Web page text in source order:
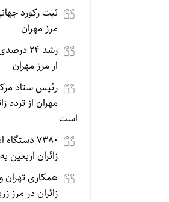
ثبت رکورد
مرز مهران
رشد ۲۴
از مرز مهران
رئیس ستاد
است
۷۳۸۰
زائران اربعین
همکاری تهران
زائران در مرز